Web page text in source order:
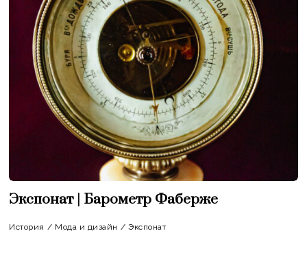
Экспонат | Барометр Фаберже
История / Мода и дизайн / Экспонат